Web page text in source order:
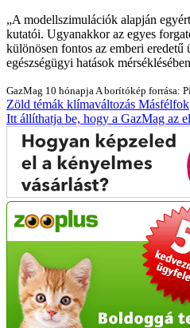
A modellszimulációk alapján
kutatói. Ugyanakkor az egyes
különösen fontos az emberi
egészségügyi hatások
GazMag 10 hónapja A borítókép forrása:
Zöld témák klímaváltozás Másfélfok
Itt állíthatja be, hogy a GazMag az